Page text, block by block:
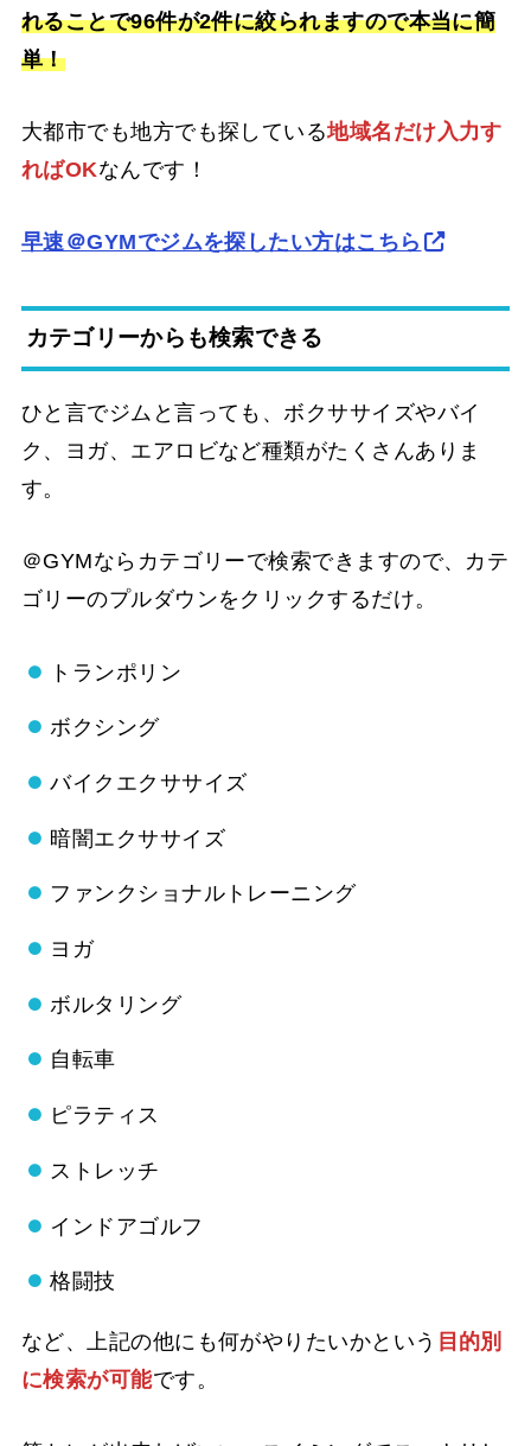
れることで96件が2件に絞られますので本当に簡
単！
大都市でも地方でも探している地域名だけ入力す
ればOKなんです！
早速＠GYMでジムを探したい方はこちら
カテゴリーからも検索できる
ひと言でジムと言っても、ボクササイズやバイ
ク、ヨガ、エアロビなど種類がたくさんありま
す。
＠GYMならカテゴリーで検索できますので、カテ
ゴリーのプルダウンをクリックするだけ。
トランポリン
ボクシング
バイクエクササイズ
暗闇エクササイズ
ファンクショナルトレーニング
ヨガ
ボルタリング
自転車
ピラティス
ストレッチ
インドアゴルフ
格闘技
など、上記の他にも何がやりたいかという 目的別
に検索が可能です。